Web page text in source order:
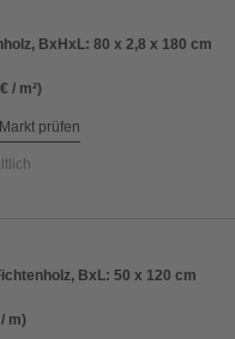
BxHxL: 80 x 2,8 x 180 cm
/ m²)
prüfen
BxL: 50 x 120 cm
m)